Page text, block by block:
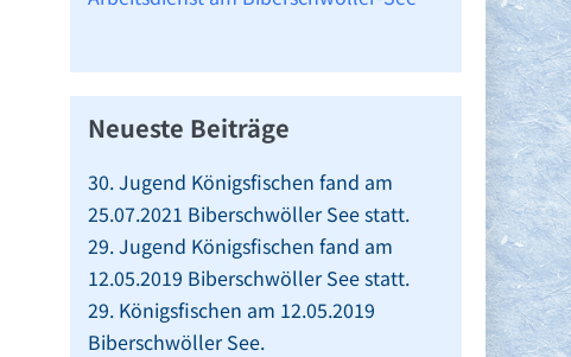
Neueste Beiträge
30. Jugend Königsfischen fand am
25.07.2021 Biberschwöller See statt.
29. Jugend Königsfischen fand am
12.05.2019 Biberschwöller See statt.
29. Königsfischen am 12.05.2019
Biberschwöller See.